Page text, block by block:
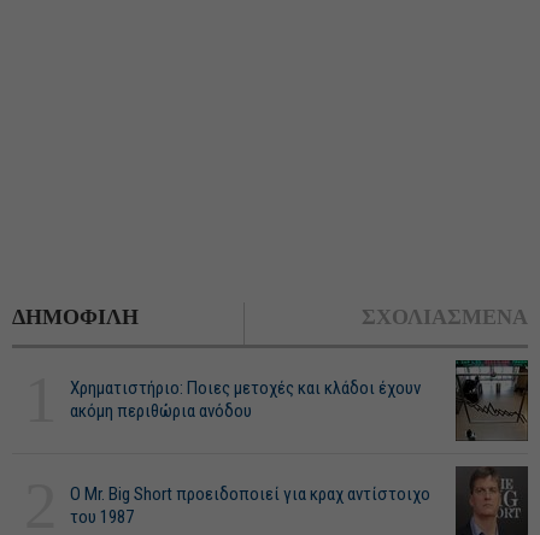
ΔΗΜΟΦΙΛΗ ΣΧΟΛΙΑΣΜΕΝΑ
Χρηματιστήριο: Ποιες μετοχές και κλάδοι έχουν
ακόμη περιθώρια ανόδου
O Mr. Big Short προειδοποιεί για κραχ αντίστοιχο
του 1987